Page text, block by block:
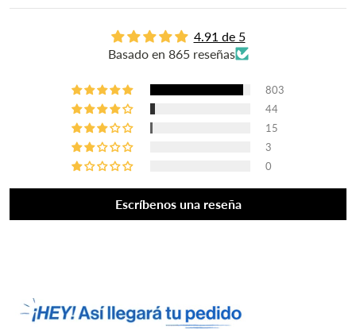
4.91 de 5
Basado en 865 reseñas
803
44
15
3
0
Escríbenos una reseña
¡HEY! -10% de DESCUENTO